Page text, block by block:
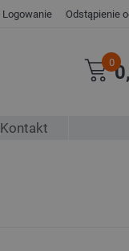
Logowanie Odstąpienie
0
Kontakt